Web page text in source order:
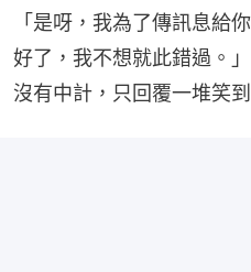
「是呀，我為了傳訊息給
好了，我不想就此錯過。
沒有中計，只回覆一堆笑